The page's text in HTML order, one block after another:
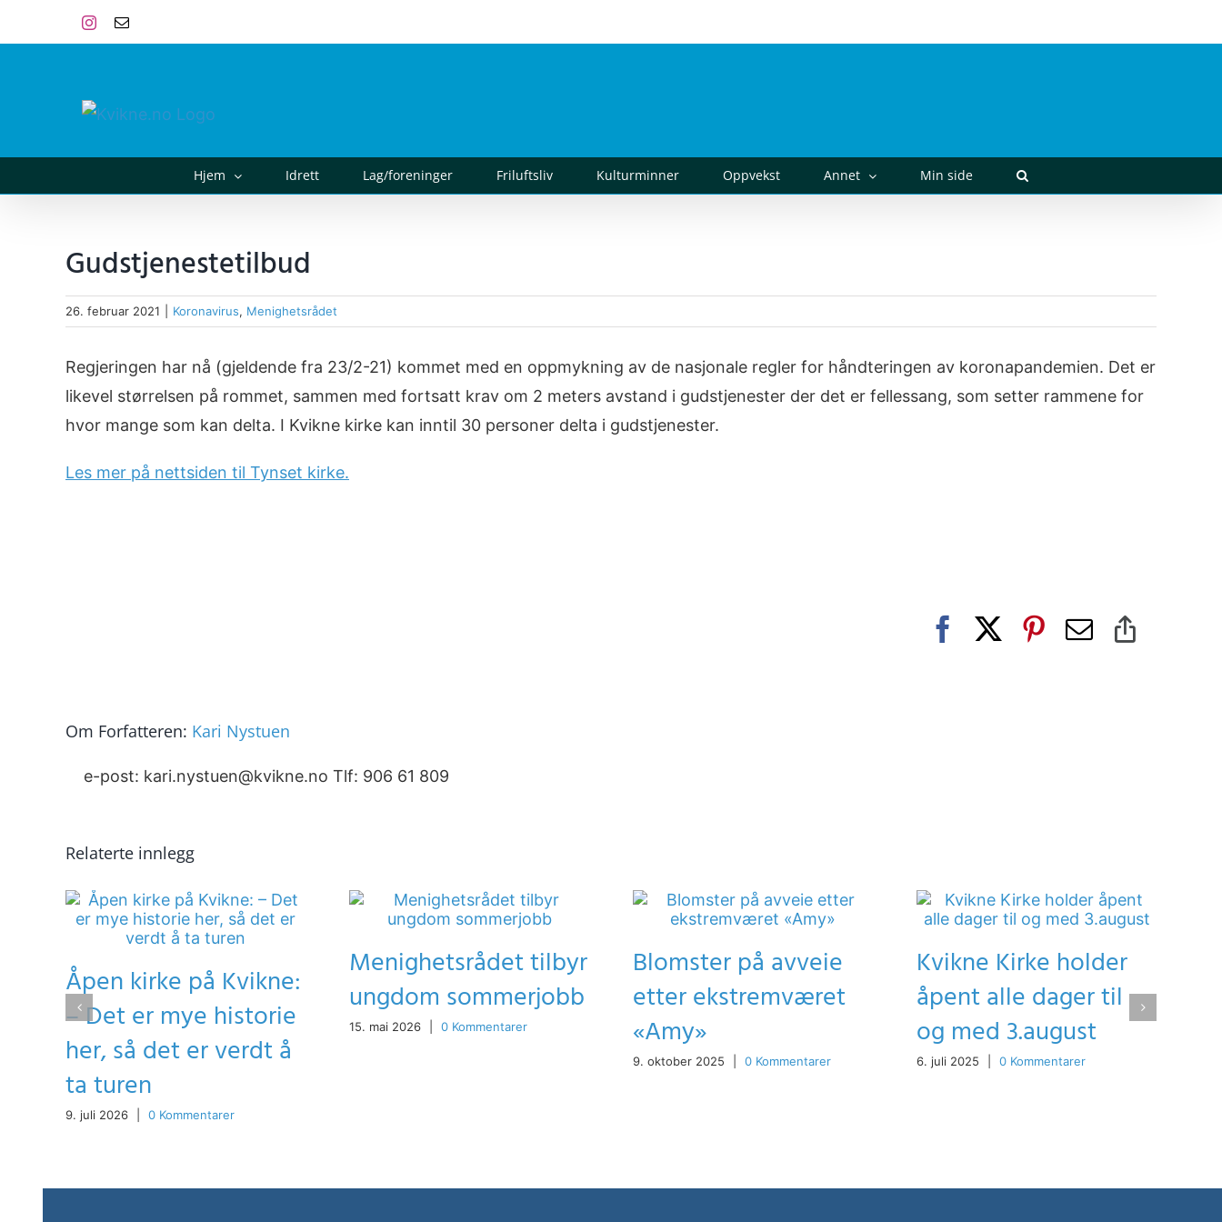
to
Instagram
E-
Hjem Idrett Lag/foreninger Friluftsliv Kulturminner Oppvekst Annet Min side
Gudstjenestetilbud
26. februar 2021 Koronavirus, Menighetsrådet
Regjeringen har nå (gjeldende fra 23/2-21) kommet med en oppmykning av de nasjonale regler for håndteringen av koronapandemien. Det er
likevel størrelsen på rommet, sammen med fortsatt krav om 2 meters avstand i gudstjenester der det er fellessang, som setter rammene for
hvor mange som kan delta. I Kvikne kirke kan inntil 30 personer delta i gudstjenester.
Les mer på nettsiden til Tynset kirke.
Facebook Pinterest
E-
Om Forfatteren: Kari Nystuen
e-post: kari.nystuen@kvikne.no Tlf: 906 61 809
Relaterte innlegg
Åpen kirke på Kvikne:
– Det er mye historie
her, så det er verdt å
ta turen
9. juli 2026 0 Kommentarer
Menighetsrådet tilbyr
ungdom sommerjobb
15. mai 2026 0 Kommentarer
Blomster på avveie
etter ekstremværet
«Amy»
9. oktober 2025 0 Kommentarer
Kvikne Kirke holder
åpent alle dager til
og med 3.august
6. juli 2025 0 Kommentarer